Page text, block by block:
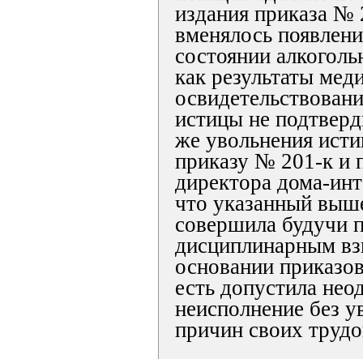
издания приказа №
вменялось
состоянии
как результаты
истицы не
же увольнения
приказу № 201-к и
директора дома-
что указанный
совершила будучи
дисциплинарным
основании
есть допустила
неисполнение без
причин своих